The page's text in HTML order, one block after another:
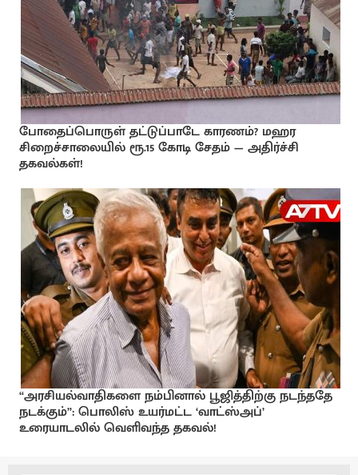
போதைப்பொருள் தட்டுப்பாடே காரணம்? மஹர
சிறைச்சாலையில் ரூ.15 கோடி சேதம் — அதிர்ச்சி
தகவல்கள்!
“அரசியல்வாதிகளை நம்பினால் பூஜித்திற்கு நடந்ததே
நடக்கும்”: பொலிஸ் உயர்மட்ட ‘வாட்ஸ்அப்’
உரையாடலில் வெளிவந்த தகவல்!